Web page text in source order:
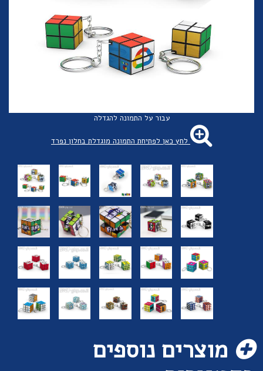
עבור על התמונה להגדלה
לחץ כאן לפתיחת התמונה מוגדלת בחלון נפרד
מוצרים נוספים